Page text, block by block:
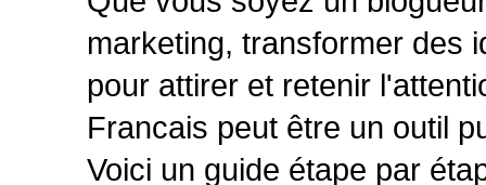
marketing, transformer des
pour attirer et retenir
Francais peut être un outil
Voici un guide étape par